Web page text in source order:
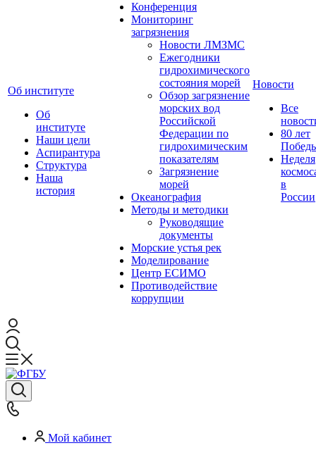
Об институте
Об
институте
Наши цели
Аспирантура
Структура
Наша
история
Конференция
Мониторинг
загрязнения
Новости ЛМЗМС
Ежегодники
гидрохимического
состояния морей
Обзор загрязнение
морских вод
Российской
Федерации по
гидрохимическим
показателям
Загрязнение
морей
Океанография
Методы и методики
Руководящие
документы
Морские устья рек
Моделирование
Центр ЕСИМО
Противодействие
коррупции
Новости
Все
80 лет
Неделя
в
России
Мой кабинет